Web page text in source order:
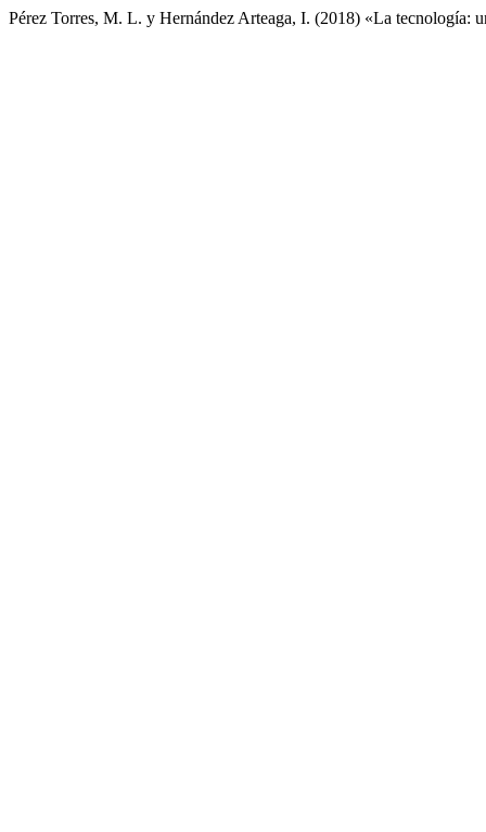
Pérez Torres, M. L. y Hernández Arteaga, I. (2018) «La tecnología: